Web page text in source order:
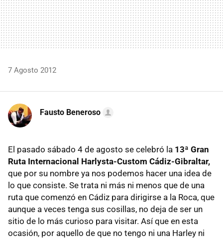
7 Agosto 2012
Fausto Beneroso
El pasado sábado 4 de agosto se celebró la 13ª Gran
Ruta Internacional Harlysta-Custom Cádiz-Gibraltar,
que por su nombre ya nos podemos hacer una idea de
lo que consiste. Se trata ni más ni menos que de una
ruta que comenzó en Cádiz para dirigirse a la Roca, que
aunque a veces tenga sus cosillas, no deja de ser un
sitio de lo más curioso para visitar. Así que en esta
ocasión, por aquello de que no tengo ni una Harley ni